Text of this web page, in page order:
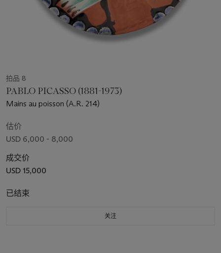
拍品 8
PABLO PICASSO (1881-1973)
Mains au poisson (A.R. 214)
估价
USD 6,000 - 8,000
成交价
USD 15,000
已结束
关注